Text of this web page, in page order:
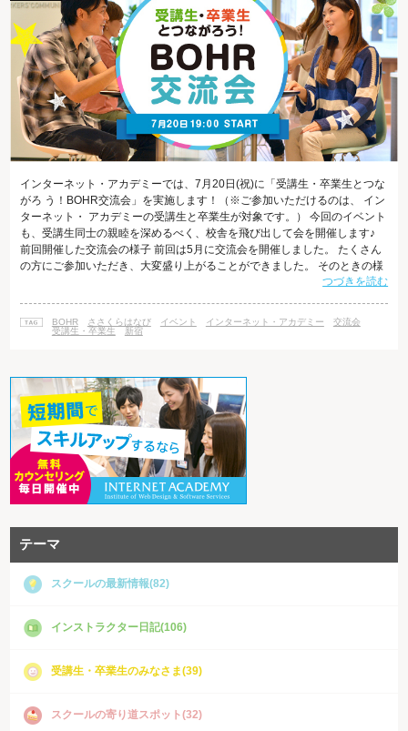
インターネット・アカデミーでは、7月20日(祝)に「受講生・卒業生とつな
がろ う！BOHR交流会」を実施します！（※ご参加いただけるのは、 イン
ターネット・ アカデミーの受講生と卒業生が対象です。） 今回のイベント
も、受講生同士の親睦を深めるべく、校舎を飛び出して会を開催します♪
前回開催した交流会の様子 前回は5月に交流会を開催しました。 たくさん
の方にご参加いただき、大変盛り上がることができました。 そのときの様
子を、ちらっとご紹介します。 さらに以前の開催風景が気になる方は、過
抱えている悩みや課題、勉強方法のアドバイスを相互にしたり、卒業生の
方からは業界情報を聞いたりすることができるので、参加者の方々から毎
つづきを読む
BOHR ささくらはなび イベント インターネット・アカデミー
交流会
受講生・卒業生
新宿
テーマ
スクールの最新情報(82)
インストラクター日記(106)
受講生・卒業生のみなさま(39)
スクールの寄り道スポット(32)